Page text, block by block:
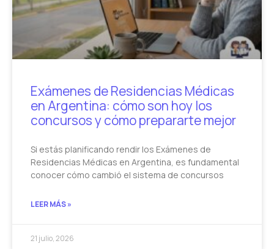
Exámenes de Residencias Médicas
en Argentina: cómo son hoy los
concursos y cómo prepararte mejor
Si estás planificando rendir los Exámenes de
Residencias Médicas en Argentina, es fundamental
conocer cómo cambió el sistema de concursos
LEER MÁS »
21 julio, 2026